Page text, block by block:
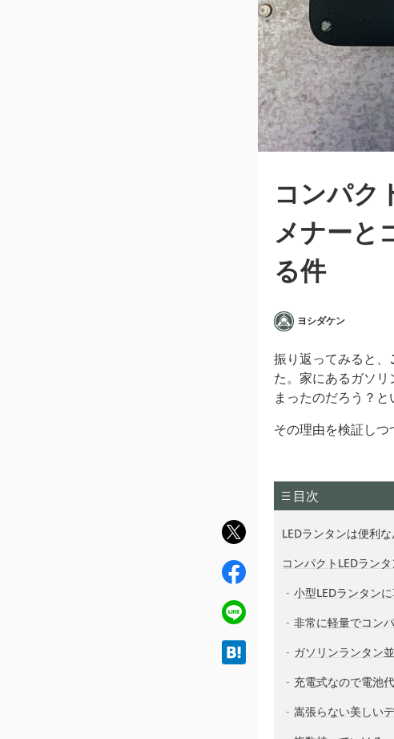
コンパク
メナーと
る件
ヨシダケン
振り返ってみると、
た。家にあるガソ
まったのだろう？と
その理由を検証しつ
目次
LEDランタンは便利
コンパクトLEDラン
小型LEDランタン
非常に軽量でコン
ガソリンランタン
充電式なので電池
嵩張らない美しい
twit
ter
fac
ebo
ok
line
hat
ena